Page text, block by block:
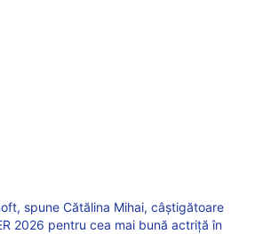
spune Cătălina Mihai, câștigătoare
2026 pentru cea mai bună actriță în